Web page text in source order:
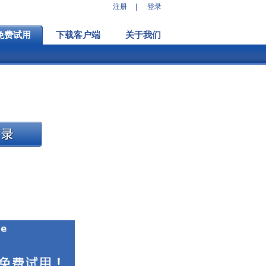
注册 登录
费试用 下载客户端 关于我们